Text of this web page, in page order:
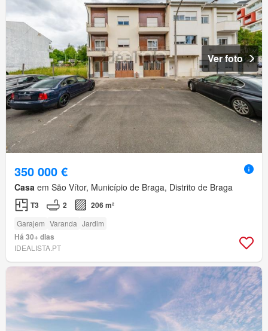
Ver foto
350 000 €
Casa em São Vítor, Município de Braga, Distrito de Braga
T3 2 206 m²
Garajem Varanda Jardim
Há 30+ dias
IDEALISTA.PT